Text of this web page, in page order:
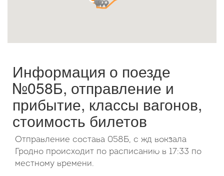
Информация о поезде
№058Б, отправление и
прибытие, классы вагонов,
стоимость билетов
Отправление состава 058Б, с жд вокзала
Гродно происходит по расписанию в 17:33 по
местному времени.